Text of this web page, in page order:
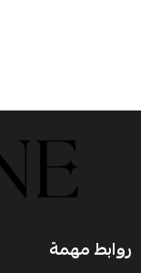
روابط مهمة